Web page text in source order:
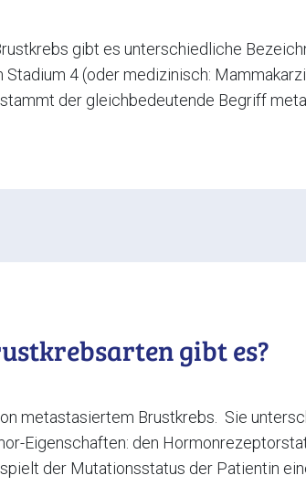
gibt es unterschiedliche
4 (oder medizinisch:
der gleichbedeutende Begriff
gibt es?
metastasiertem Brustkrebs. Sie
Eigenschaften: den
der Mutationsstatus der Patientin